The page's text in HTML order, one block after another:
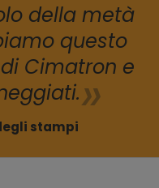
della metà
questo
Cimatron e
stampi